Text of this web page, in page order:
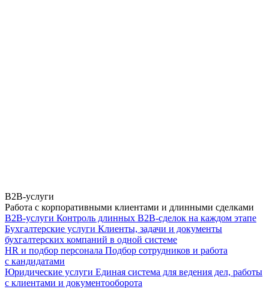
B2B-услуги
Работа с корпоративными клиентами и длинными сделками
B2B-услуги Контроль длинных B2B-сделок на каждом этапе
Бухгалтерские услуги Клиенты, задачи и документы
бухгалтерских компаний в одной системе
HR и подбор персонала Подбор сотрудников и работа
с кандидатами
Юридические услуги Единая система для ведения дел, работы
с клиентами и документооборота